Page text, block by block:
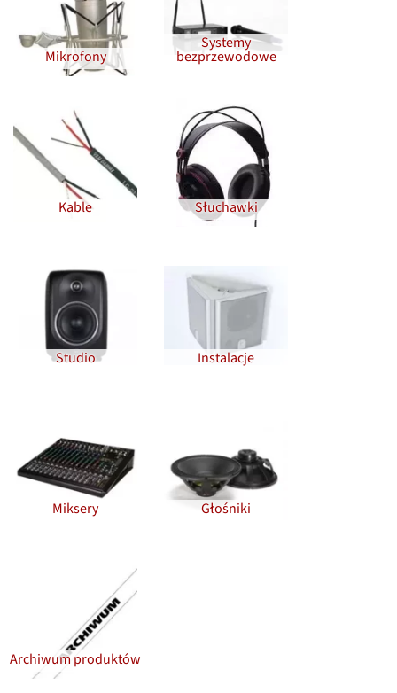
Mikrofony
Systemy
bezprzewodowe
Kable Słuchawki
Studio Instalacje
Miksery Głośniki
Archiwum produktów